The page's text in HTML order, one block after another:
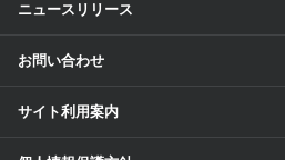
ニュースリリース
お問い合わせ
サイト利用案内